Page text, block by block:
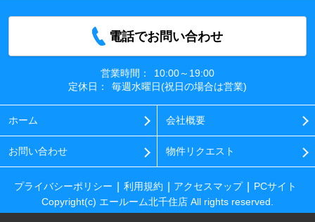
電話でお問い合わせ
営業時間：
10:00～19:00
定休日：
毎週水曜日(祝日の場合は営業)
ホーム 会社概要
お問い合わせ 物件リクエスト
プライバシーポリシー 利用規約 アクセスマップ
PCサイト
Copyright(c) エールーム北千住店 All rights reserved.